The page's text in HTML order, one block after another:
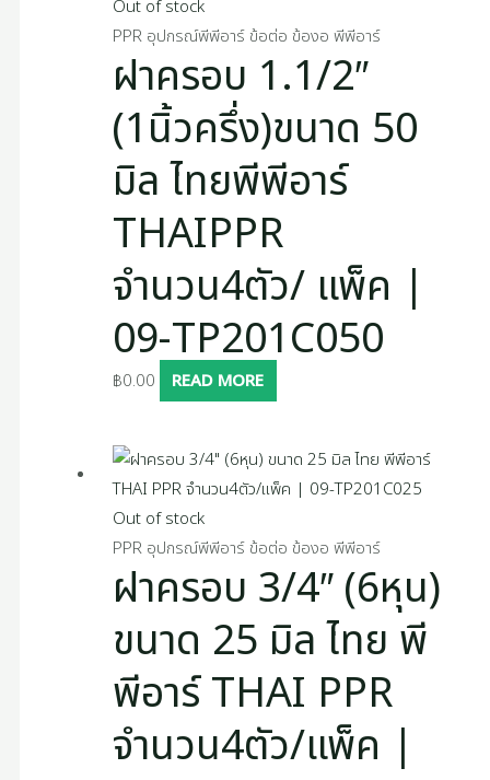
Out of stock
PPR อุปกรณ์พีพีอาร์ ข้อต่อ ข้องอ พีพีอาร์
ฝาครอบ 1.1/2″
(1นิ้วครึ่ง)ขนาด 50
มิล ไทยพีพีอาร์
THAIPPR
จำนวน4ตัว/ แพ็ค |
09-TP201C050
฿0.00 READ MORE
Out of stock
PPR อุปกรณ์พีพีอาร์ ข้อต่อ ข้องอ พีพีอาร์
ฝาครอบ 3/4″ (6หุน)
ขนาด 25 มิล ไทย พี
พีอาร์ THAI PPR
จำนวน4ตัว/แพ็ค |